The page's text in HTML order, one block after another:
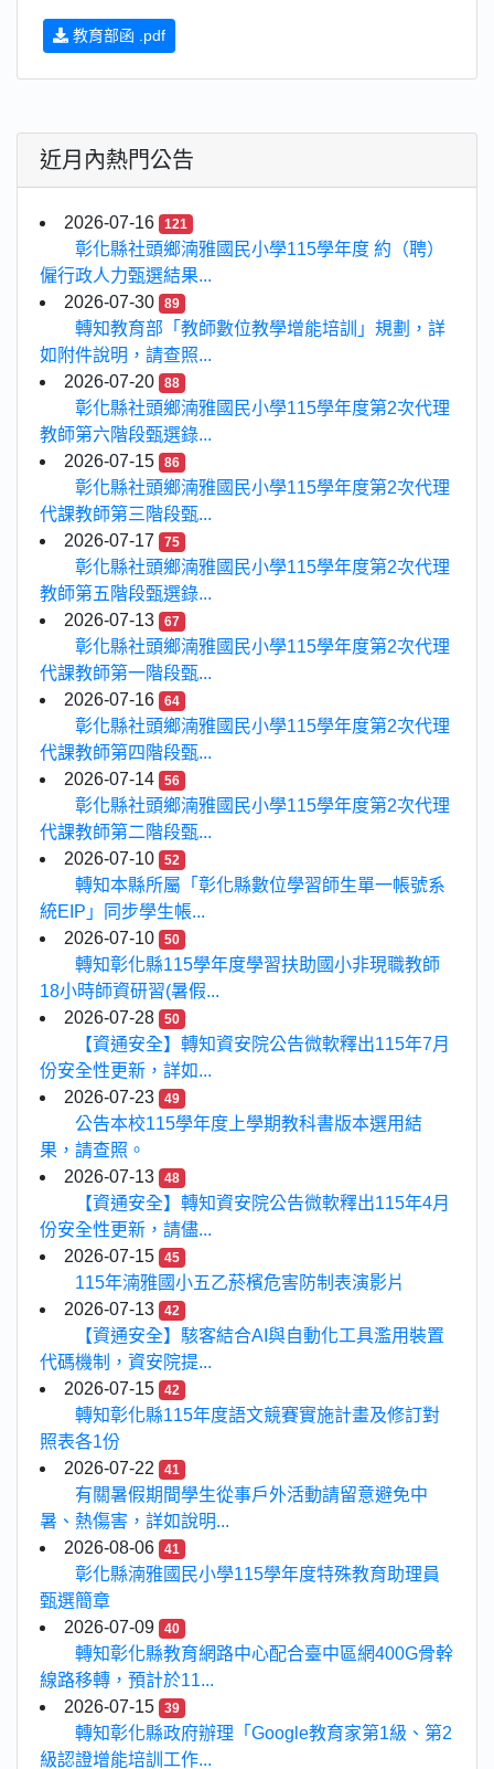
教育部函 .pdf
近月內熱門公告
2026-07-16 121
彰化縣社頭鄉湳雅國民小學115學年度 約（聘）
僱行政人力甄選結果...
2026-07-30
89
轉知教育部「教師數位教學增能培訓」規劃，詳
如附件說明，請查照...
2026-07-20
88
彰化縣社頭鄉湳雅國民小學115學年度第2次代理
教師第六階段甄選錄...
2026-07-15
86
彰化縣社頭鄉湳雅國民小學115學年度第2次代理
代課教師第三階段甄...
2026-07-17
75
彰化縣社頭鄉湳雅國民小學115學年度第2次代理
教師第五階段甄選錄...
2026-07-13
67
彰化縣社頭鄉湳雅國民小學115學年度第2次代理
代課教師第一階段甄...
2026-07-16
64
彰化縣社頭鄉湳雅國民小學115學年度第2次代理
代課教師第四階段甄...
2026-07-14
56
彰化縣社頭鄉湳雅國民小學115學年度第2次代理
代課教師第二階段甄...
2026-07-10
52
轉知本縣所屬「彰化縣數位學習師生單一帳號系
統EIP」同步學生帳...
2026-07-10
50
轉知彰化縣115學年度學習扶助國小非現職教師
18小時師資研習(暑假...
2026-07-28
50
【資通安全】轉知資安院公告微軟釋出115年7月
份安全性更新，詳如...
2026-07-23
49
公告本校115學年度上學期教科書版本選用結
果，請查照。
2026-07-13
48
【資通安全】轉知資安院公告微軟釋出115年4月
份安全性更新，請儘...
2026-07-15
45
115年湳雅國小五乙菸檳危害防制表演影片
2026-07-13
42
【資通安全】駭客結合AI與自動化工具濫用裝置
代碼機制，資安院提...
2026-07-15
42
轉知彰化縣115年度語文競賽實施計畫及修訂對
照表各1份
2026-07-22
41
有關暑假期間學生從事戶外活動請留意避免中
暑、熱傷害，詳如說明...
2026-08-06
41
彰化縣湳雅國民小學115學年度特殊教育助理員
甄選簡章
2026-07-09
40
轉知彰化縣教育網路中心配合臺中區網400G骨幹
線路移轉，預計於11...
2026-07-15
39
轉知彰化縣政府辦理「Google教育家第1級、第2
級認證增能培訓工作...